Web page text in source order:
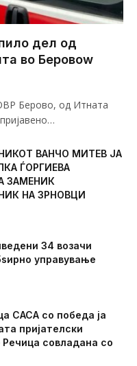
дел од
во Беровоw
Берово, од Итната
ВАНЧО МИТЕВ ЈА
ЃОРГИЕВА
ЗАМЕНИК
НА ЗРНОВЦИ
34 возачи
управување
САСА со победа ја
пријателски
Речица совладана со